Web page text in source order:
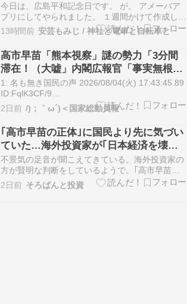
今日は、広島平和記念日です。 が。 アメーバア
プリにしてやられました。 １週間かけて作成し
た、６万文字ギリギリの文章が、下書き保存をタ
ップした瞬間に８割以上が消えてしまいました。
残った文章中からさらに一部のみ、公開します。
なので、今年の平和記事はありません。 もうこの
２～３…
13時間前 安芸もみじ / 神社と電車と自転車と
高市早苗「熊本視察」謎の勢力「3分間
滞在！（大嘘」内閣広報官「事実無根
（全否定」高市早苗「51分間視察（首相
動静」マスコミ「被災者証言で10秒！
（印象操作」→
1: 名も無き国民の声 2026/08/04(火) 17:43:45.89
ID:FqlK3CF/9
https://ai.2ch.sc/test/read.cgi/newsplus/
名も無き国民の声 2026/08/04(火) 17:47:19.2…
2日前 /)；｀ω´)＜国家総動員報
｢高市早苗の正体｣に国民より先に気づい
ていた…海外投資家が｢日本経済を壊す
首相｣だと
不景気の足音が聞こえてきている。海外投資家の
方が賢明な判断をしているようで。｢高市早苗の
正体｣に国民より先に気づいていた…海外投資家
が｢日本経済を壊す首相｣だと確信した"残念発
2日前 そろばんと投資